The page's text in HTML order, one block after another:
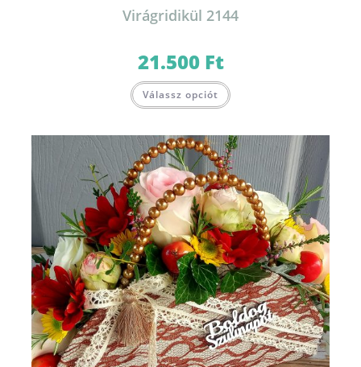
Virágridikül 2144
21.500 Ft
Válassz opciót